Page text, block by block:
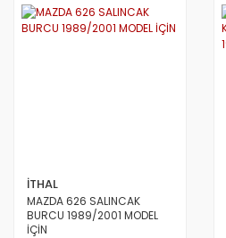
İTHAL
MAZDA 626 SALINCAK
BURCU 1989/2001 MODEL
İÇİN